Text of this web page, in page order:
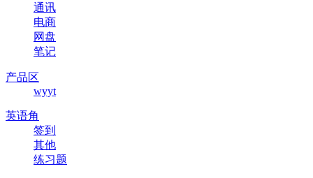
通讯
电商
网盘
笔记
产品区
wyyt
英语角
签到
其他
练习题